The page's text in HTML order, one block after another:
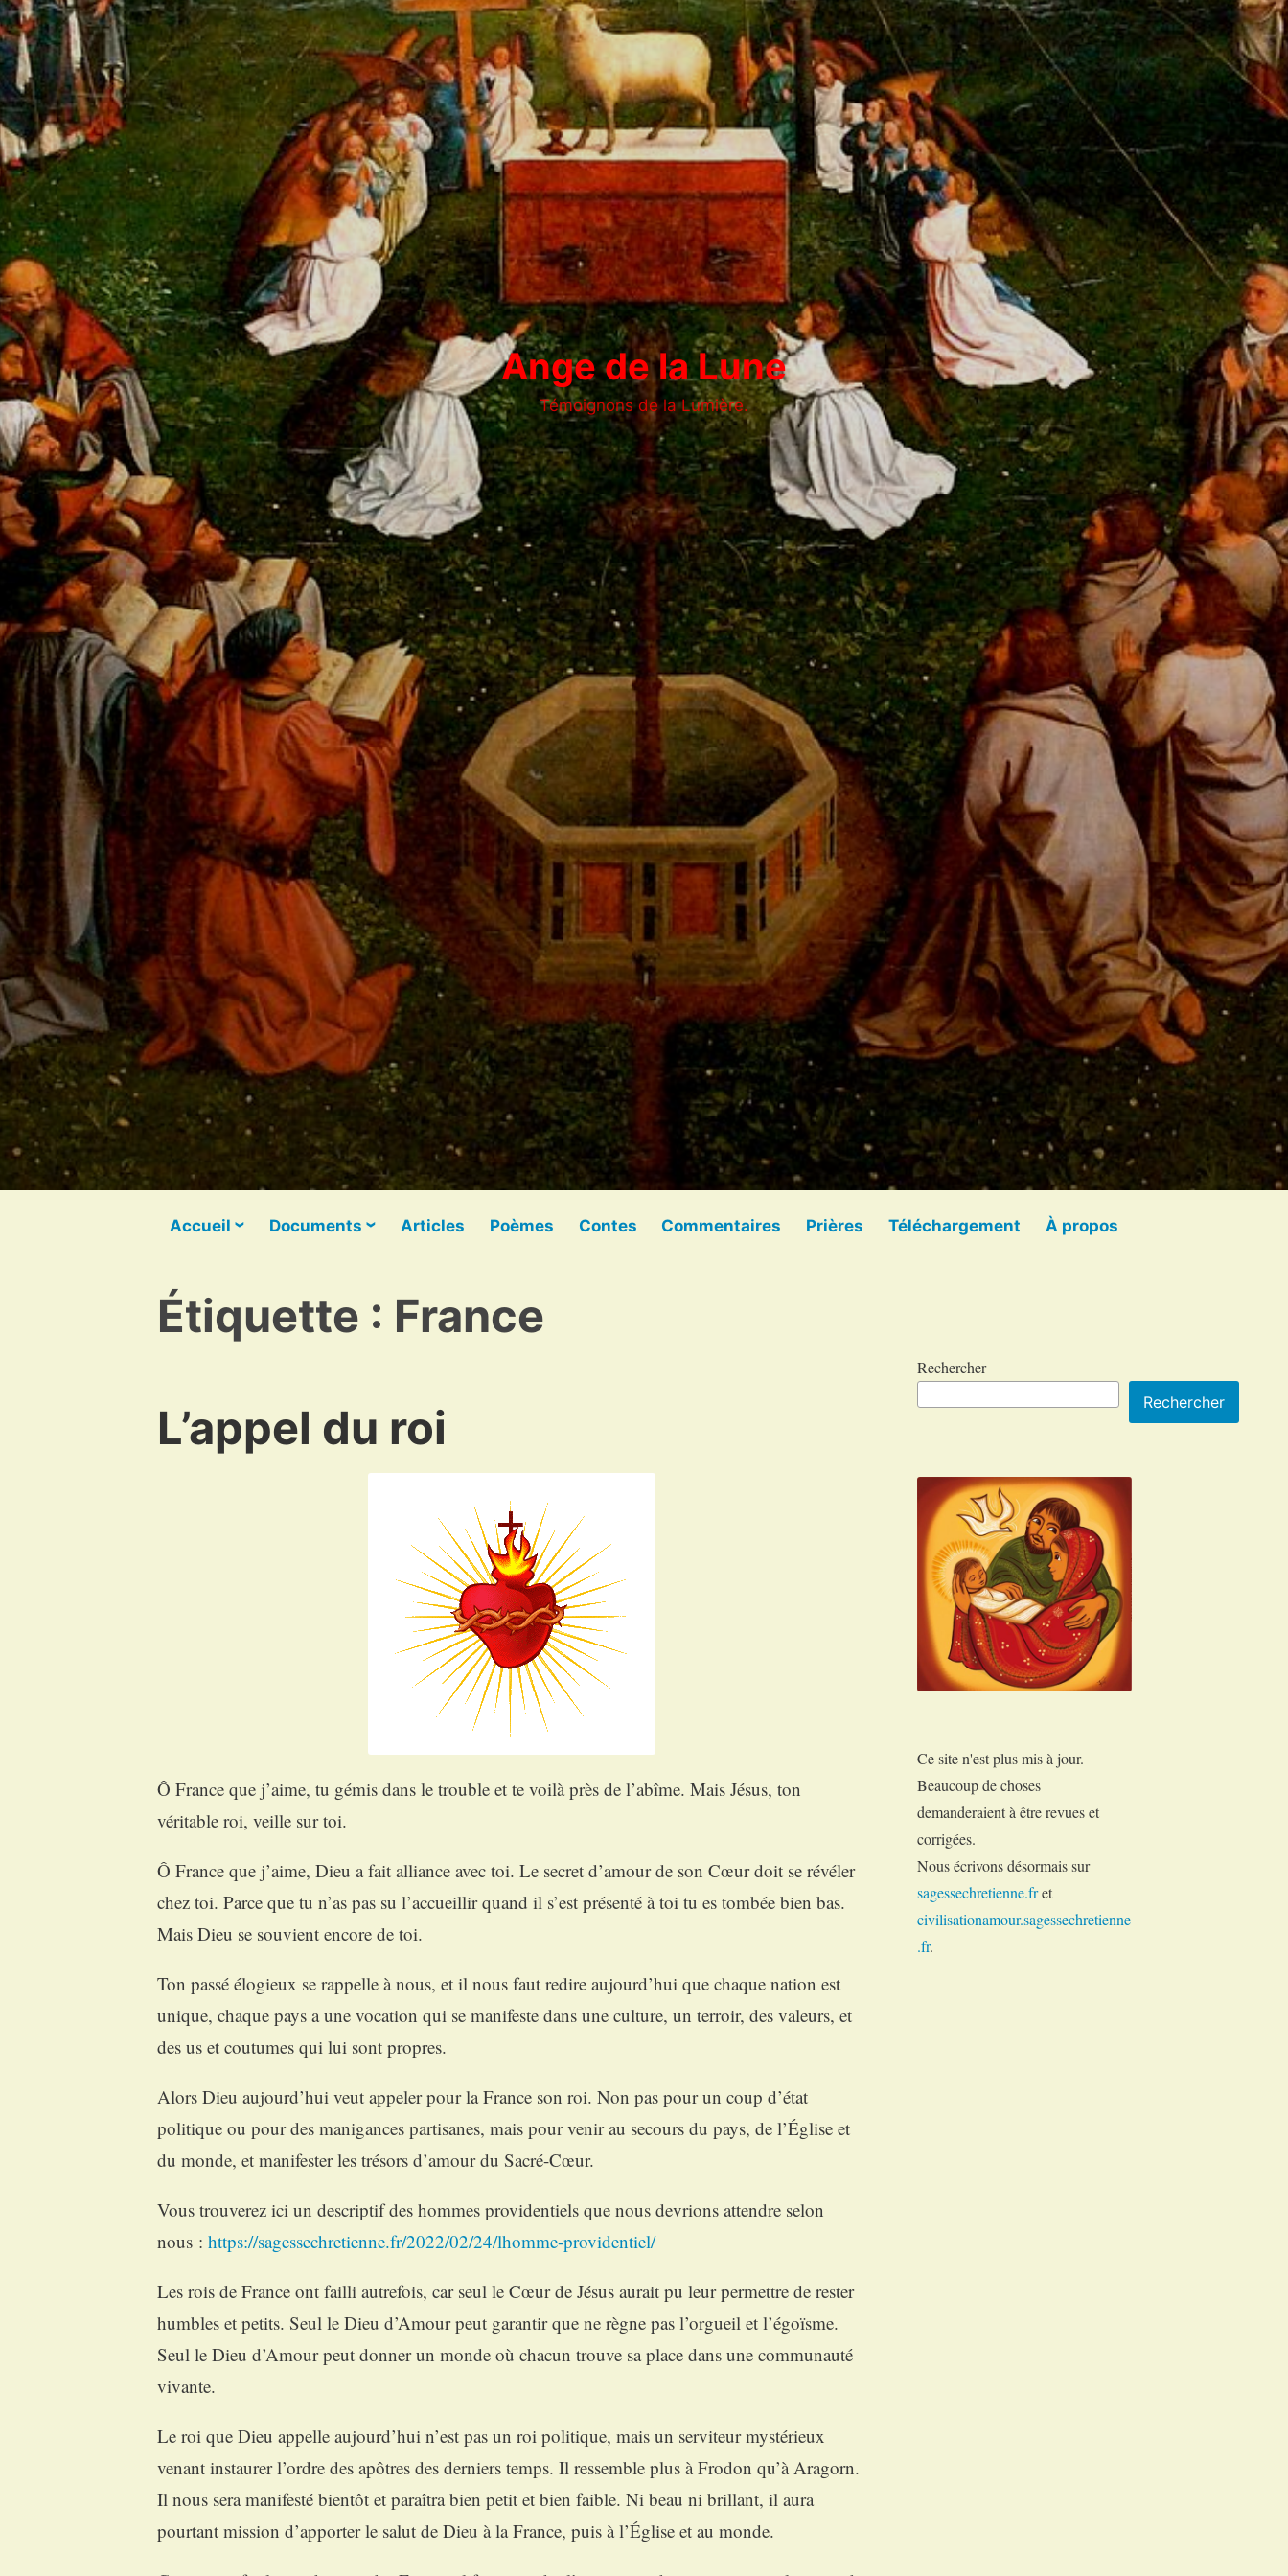
Ange de la Lune
Témoignons de la Lumière.
Accueil Documents Articles Poèmes Contes Commentaires Prières Téléchargement À propos
Étiquette : France
L’appel du roi
Ô France que j’aime, tu gémis dans le trouble et te voilà près de l’abîme. Mais Jésus, ton
véritable roi, veille sur toi.
Ô France que j’aime, Dieu a fait alliance avec toi. Le secret d’amour de son Cœur doit se révéler
chez toi. Parce que tu n’as pas su l’accueillir quand il s’est présenté à toi tu es tombée bien bas.
Mais Dieu se souvient encore de toi.
Ton passé élogieux se rappelle à nous, et il nous faut redire aujourd’hui que chaque nation est
unique, chaque pays a une vocation qui se manifeste dans une culture, un terroir, des valeurs, et
des us et coutumes qui lui sont propres.
Alors Dieu aujourd’hui veut appeler pour la France son roi. Non pas pour un coup d’état
politique ou pour des manigances partisanes, mais pour venir au secours du pays, de l’Église et
du monde, et manifester les trésors d’amour du Sacré-Cœur.
Vous trouverez ici un descriptif des hommes providentiels que nous devrions attendre selon
nous : https://sagessechretienne.fr/2022/02/24/lhomme-providentiel/
Les rois de France ont failli autrefois, car seul le Cœur de Jésus aurait pu leur permettre de rester
humbles et petits. Seul le Dieu d’Amour peut garantir que ne règne pas l’orgueil et l’égoïsme.
Seul le Dieu d’Amour peut donner un monde où chacun trouve sa place dans une communauté
vivante.
Le roi que Dieu appelle aujourd’hui n’est pas un roi politique, mais un serviteur mystérieux
venant instaurer l’ordre des apôtres des derniers temps. Il ressemble plus à Frodon qu’à Aragorn.
Il nous sera manifesté bientôt et paraîtra bien petit et bien faible. Ni beau ni brillant, il aura
pourtant mission d’apporter le salut de Dieu à la France, puis à l’Église et au monde.
Rechercher
Rechercher
Ce site n'est plus mis à jour.
Beaucoup de choses
demanderaient à être revues et
corrigées.
Nous écrivons désormais sur
sagessechretienne.fret
civilisationamour.sagessechretienne
.fr.